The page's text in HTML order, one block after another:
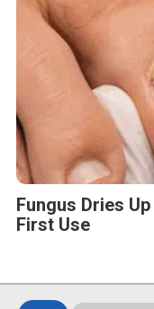
Fungus Dries
First Use